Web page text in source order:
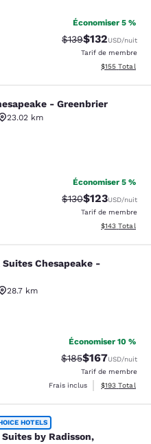
Économiser 5 %
Tarif barré :
$139Tarif réduit :
$132USD/nuit
Tarif de membre
Afficher les
$155 Total
-
- Greenbrier
23.02 km
760 commentaires
Économiser 5 %
Tarif barré :
$130Tarif réduit :
$123USD/nuit
Tarif de membre
Afficher les
$143 Total
Chesapeake -
Chesapeake -
28.7 km
1479 commentaires
Économiser 10 %
Tarif barré :
$185Tarif réduit :
$167USD/nuit
Tarif de membre
Frais inclus
Afficher les
$193 Total
by Radisson,
HOTELS
by Radisson,